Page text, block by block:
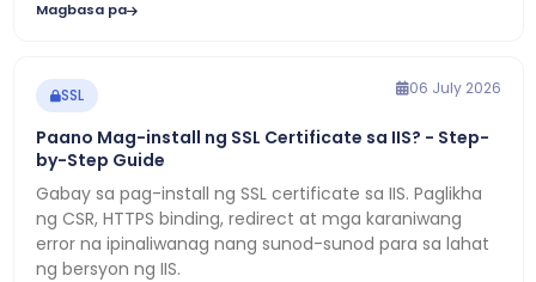
Magbasa pa
SSL 06 July 2026
Paano Mag-install ng SSL Certificate sa IIS? - Step-
by-Step Guide
Gabay sa pag-install ng SSL certificate sa IIS. Paglikha
ng CSR, HTTPS binding, redirect at mga karaniwang
error na ipinaliwanag nang sunod-sunod para sa lahat
ng bersyon ng IIS.